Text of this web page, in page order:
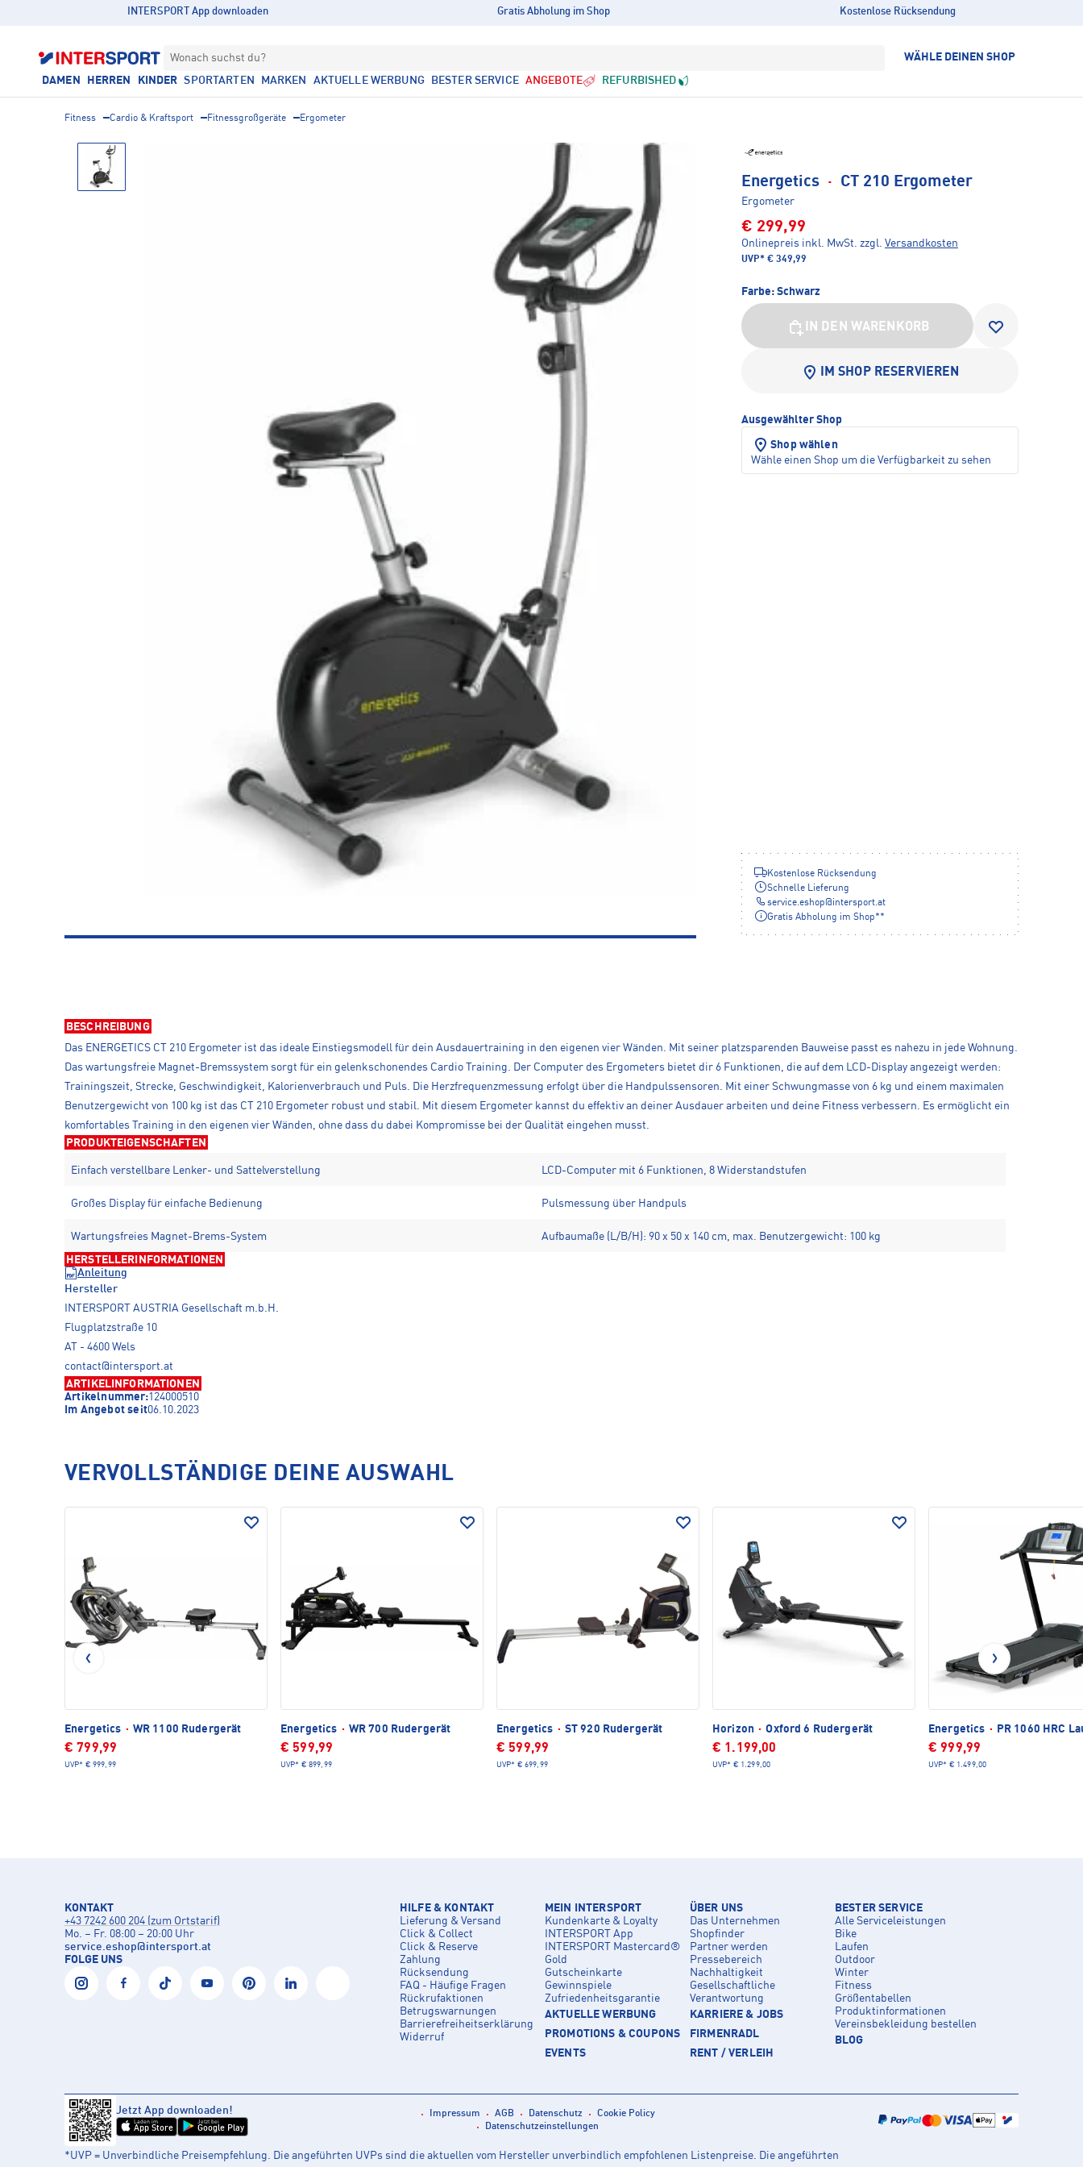
INTERSPORT App downloaden Gratis Abholung im Shop Kostenlose Rücksendung
Wonach suchst du? WÄHLE DEINEN SHOP
DAMEN HERREN KINDER SPORTARTEN MARKEN AKTUELLE WERBUNG BESTER SERVICE ANGEBOTE REFURBISHED
Fitness Cardio & Kraftsport Fitnessgroßgeräte Ergometer
Energetics · CT 210 Ergometer
Ergometer
€ 299,99
Onlinepreis inkl. MwSt. zzgl. Versandkosten
UVP* € 349,99
Farbe: Schwarz
IN DEN WARENKORB
IM SHOP RESERVIEREN
Ausgewählter Shop
Shop wählen
Wähle einen Shop um die Verfügbarkeit zu sehen
Kostenlose Rücksendung
Schnelle Lieferung
service.eshop@intersport.at
Gratis Abholung im Shop**
BESCHREIBUNG
Das ENERGETICS CT 210 Ergometer ist das ideale Einstiegsmodell für dein Ausdauertraining in den eigenen vier Wänden. Mit seiner platzsparenden Bauweise passt es nahezu in jede Wohnung.
Das wartungsfreie Magnet-Bremssystem sorgt für ein gelenkschonendes Cardio Training. Der Computer des Ergometers bietet dir 6 Funktionen, die auf dem LCD-Display angezeigt werden:
Trainingszeit, Strecke, Geschwindigkeit, Kalorienverbrauch und Puls. Die Herzfrequenzmessung erfolgt über die Handpulssensoren. Mit einer Schwungmasse von 6 kg und einem maximalen
Benutzergewicht von 100 kg ist das CT 210 Ergometer robust und stabil. Mit diesem Ergometer kannst du effektiv an deiner Ausdauer arbeiten und deine Fitness verbessern. Es ermöglicht ein
komfortables Training in den eigenen vier Wänden, ohne dass du dabei Kompromisse bei der Qualität eingehen musst.
PRODUKTEIGENSCHAFTEN
Einfach verstellbare Lenker- und Sattelverstellung LCD-Computer mit 6 Funktionen, 8 Widerstandstufen
Großes Display für einfache Bedienung Pulsmessung über Handpuls
Wartungsfreies Magnet-Brems-System Aufbaumaße (L/B/H): 90 x 50 x 140 cm, max. Benutzergewicht: 100 kg
HERSTELLERINFORMATIONEN
Anleitung
Hersteller
INTERSPORT AUSTRIA Gesellschaft m.b.H.
Flugplatzstraße 10
AT - 4600 Wels
contact@intersport.at
ARTIKELINFORMATIONEN
Artikelnummer:124000510
Im Angebot seit06.10.2023
VERVOLLSTÄNDIGE DEINE AUSWAHL
Energetics · WR 1100 Rudergerät
€ 799,99
UVP* € 999,99
Energetics · WR 700 Rudergerät
€ 599,99
UVP* € 899,99
Energetics · ST 920 Rudergerät
€ 599,99
UVP* € 699,99
Horizon · Oxford 6 Rudergerät
€ 1.199,00
UVP* € 1.299,00
Energetics · PR 1060 HRC
€ 999,99
UVP* € 1.499,00
KONTAKT
+43 7242 600 204 (zum Ortstarif)
Mo. – Fr. 08:00 – 20:00 Uhr
service.eshop@intersport.at
FOLGE UNS
HILFE & KONTAKT
Lieferung & Versand
Click & Collect
Click & Reserve
Zahlung
Rücksendung
FAQ - Häufige Fragen
Rückrufaktionen
Betrugswarnungen
Barrierefreiheitserklärung
Widerruf
MEIN INTERSPORT
Kundenkarte & Loyalty
INTERSPORT App
INTERSPORT Mastercard®
Gold
Gutscheinkarte
Gewinnspiele
Zufriedenheitsgarantie
AKTUELLE WERBUNG
PROMOTIONS & COUPONS
EVENTS
ÜBER UNS
Das Unternehmen
Shopfinder
Partner werden
Pressebereich
Nachhaltigkeit
Gesellschaftliche
Verantwortung
KARRIERE & JOBS
FIRMENRADL
RENT / VERLEIH
BESTER SERVICE
Alle Serviceleistungen
Bike
Laufen
Outdoor
Winter
Fitness
Größentabellen
Produktinformationen
Vereinsbekleidung bestellen
BLOG
Jetzt App downloaden!
Laden im
App Store
Jetzt bei
Google Play
Impressum AGB Datenschutz
Cookie Policy
Datenschutzeinstellungen
*UVP = Unverbindliche Preisempfehlung. Die angeführten UVPs sind die aktuellen vom Hersteller unverbindlich empfohlenen Listenpreise. Die angeführten